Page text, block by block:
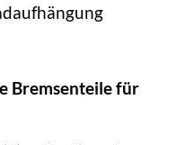
Bremsenteile für